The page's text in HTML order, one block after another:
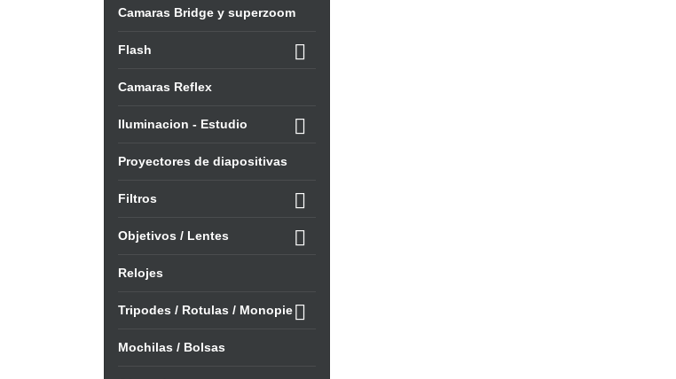
Camaras Bridge y superzoom
Flash 
Camaras Reflex
Iluminacion - Estudio 
Proyectores de diapositivas
Filtros 
Objetivos / Lentes 
Relojes
Tripodes / Rotulas / Monopie
Mochilas / Bolsas